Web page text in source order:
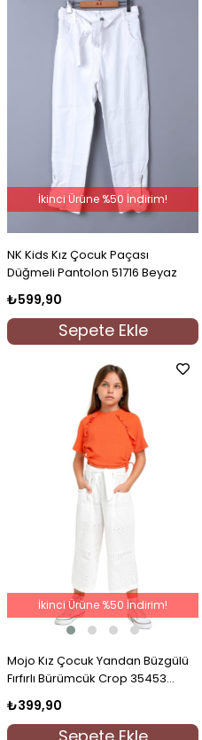
NK Kids Kız Çocuk Paçası
Düğmeli Pantolon 51716 Beyaz
₺599,90
Sepete Ekle
İkinci Ürüne %50 İndirim!
Mojo Kız Çocuk Yandan Büzgülü
Fırfırlı Bürümcük Crop 35453
Turuncu
₺399,90
İkinci Ürüne %50 İndirim!